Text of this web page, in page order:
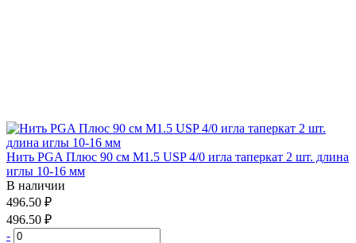
Нить PGA Плюс 90 см М1.5 USP 4/0 игла таперкат 2 шт. длина
иглы 10-16 мм
В наличии
496.50 ₽
496.50 ₽
-